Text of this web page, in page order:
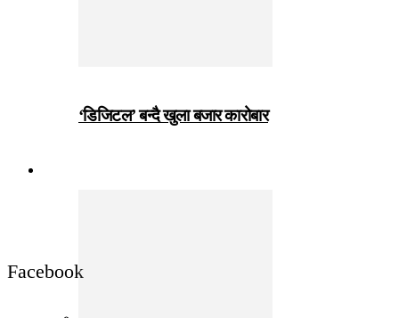
‘डिजिटल’ बन्दै खुला बजार कारोबार
Facebook